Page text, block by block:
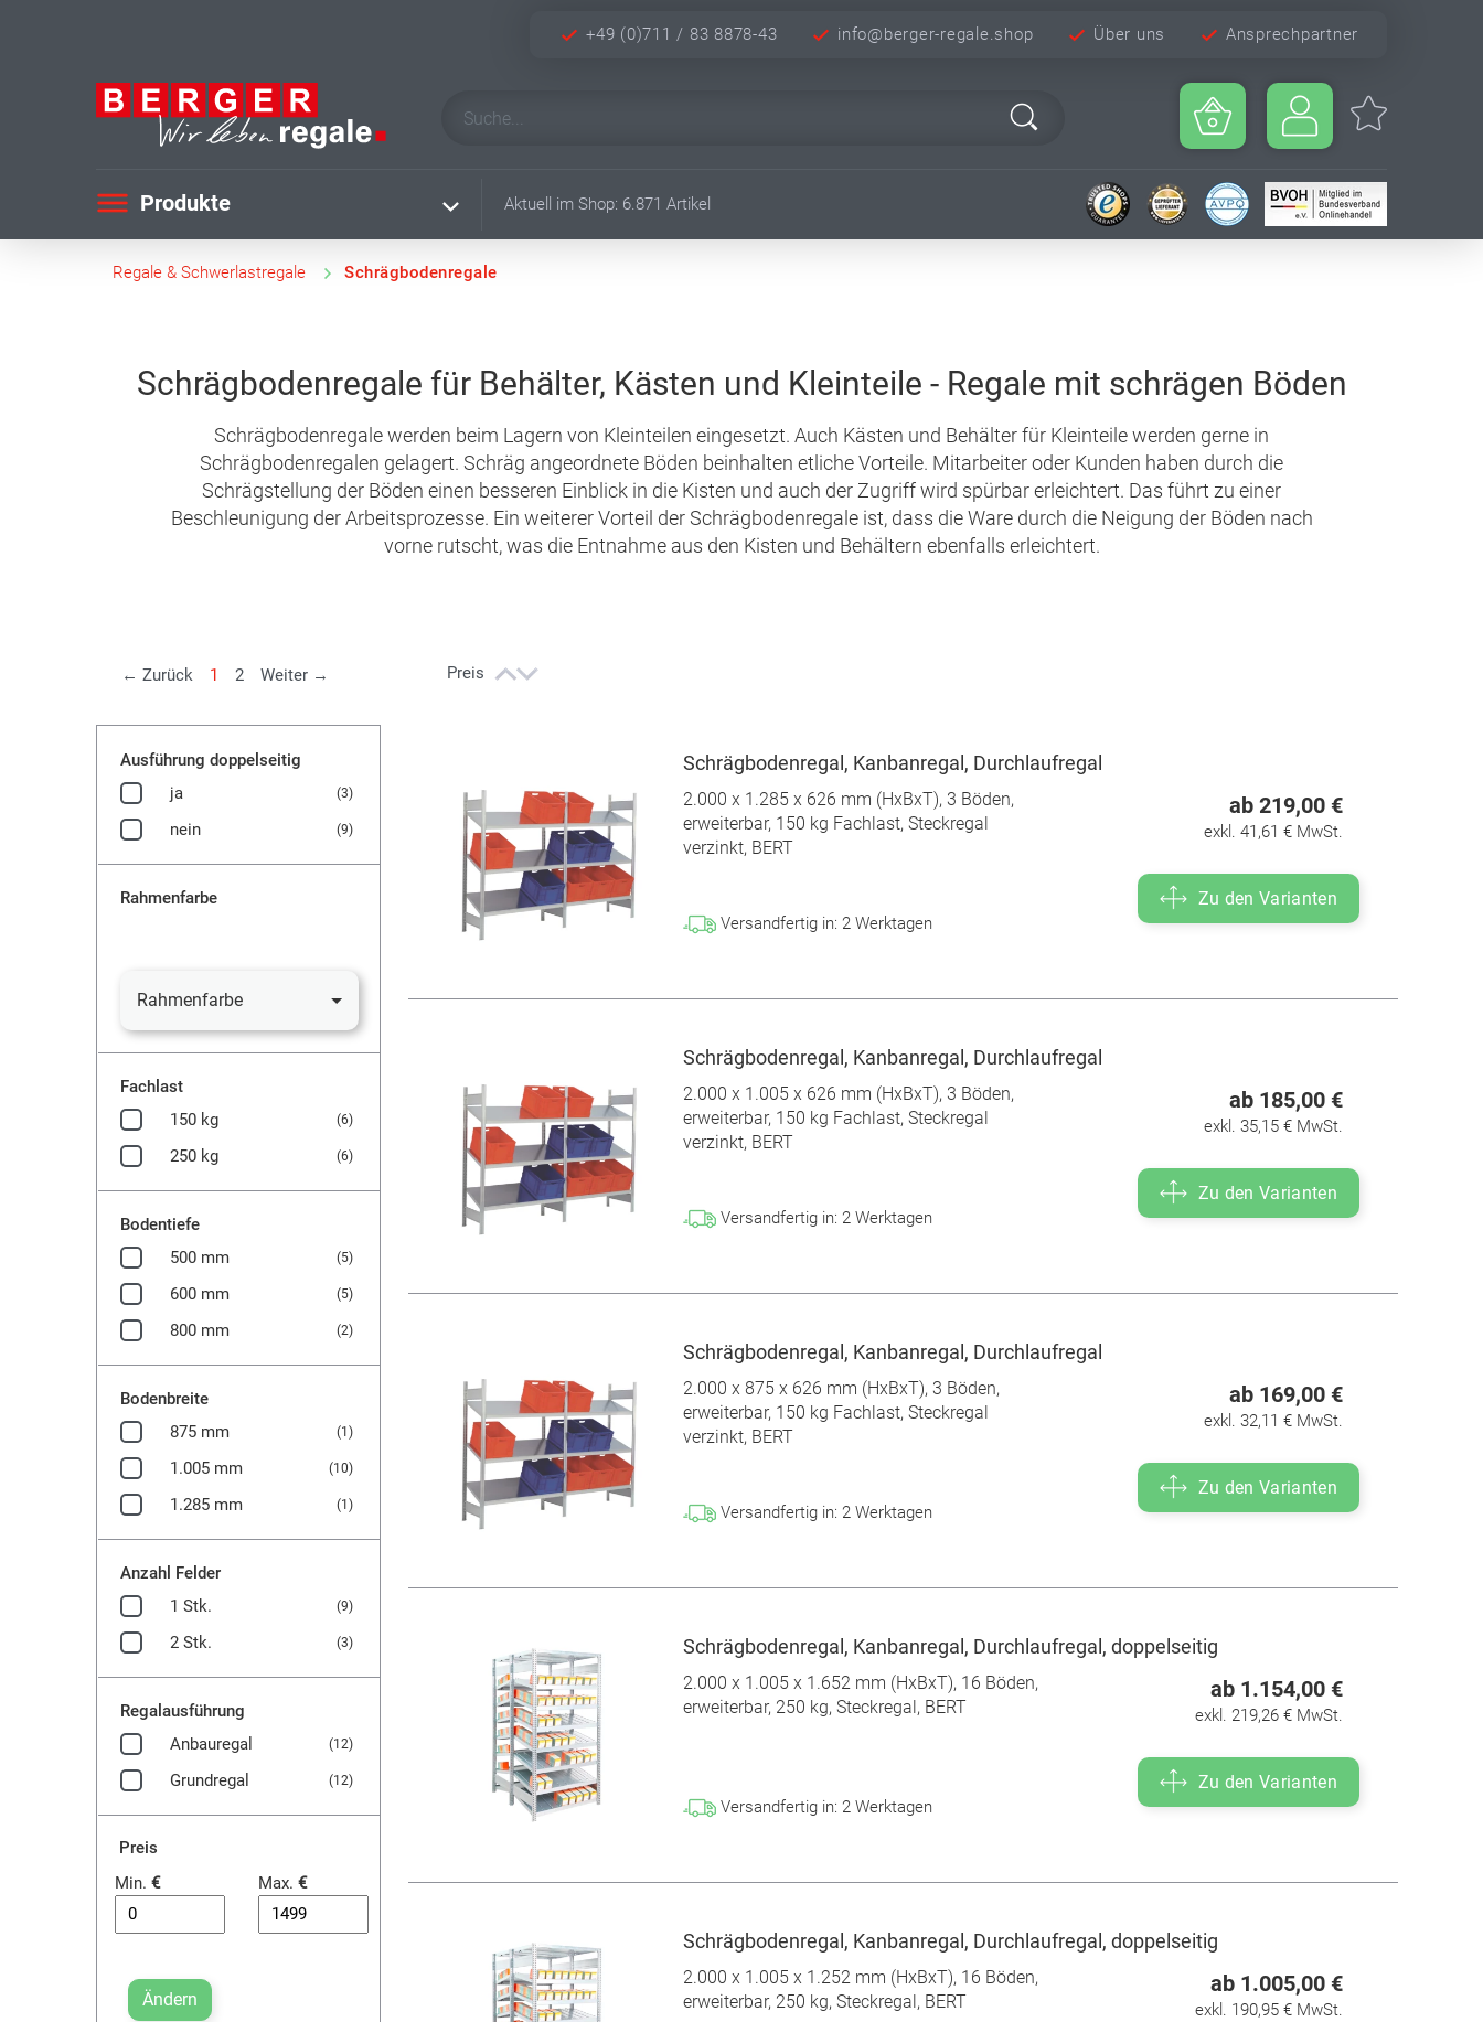
+49 (0)711 / 83 8878-43 info@berger-regale.shop Über uns Ansprechpartner
Produkte Aktuell im Shop: 6.871 Artikel
Regale & Schwerlastregale Schrägbodenregale
Schrägbodenregale für Behälter, Kästen und Kleinteile - Regale mit schrägen Böden
Schrägbodenregale werden beim Lagern von Kleinteilen eingesetzt. Auch Kästen und Behälter für Kleinteile werden gerne in
Schrägbodenregalen gelagert. Schräg angeordnete Böden beinhalten etliche Vorteile. Mitarbeiter oder Kunden haben durch die
Schrägstellung der Böden einen besseren Einblick in die Kisten und auch der Zugriff wird spürbar erleichtert. Das führt zu einer
Beschleunigung der Arbeitsprozesse. Ein weiterer Vorteil der Schrägbodenregale ist, dass die Ware durch die Neigung der Böden nach
vorne rutscht, was die Entnahme aus den Kisten und Behältern ebenfalls erleichtert.
← Zurück 1 2 Weiter →
Ausführung doppelseitig
ja
(3)
nein (9)
Rahmenfarbe
Rahmenfarbe
Fachlast
150 kg
(6)
250 kg (6)
Bodentiefe
500 mm
(5)
600 mm (5)
800 mm (2)
Bodenbreite
875 mm
(1)
1.005 mm (10)
1.285 mm (1)
Anzahl Felder
1 Stk.
(9)
2 Stk. (3)
Regalausführung
Anbauregal
(12)
Grundregal (12)
Preis
Min. € Max. €
Ändern
Preis
Schrägbodenregal, Kanbanregal, Durchlaufregal
2.000 x 1.285 x 626 mm (HxBxT), 3 Böden,
erweiterbar, 150 kg Fachlast, Steckregal
verzinkt, BERT
Versandfertig in: 2 Werktagen
ab 219,00 €
exkl. 41,61 € MwSt.
Zu den Varianten
Schrägbodenregal, Kanbanregal, Durchlaufregal
2.000 x 1.005 x 626 mm (HxBxT), 3 Böden,
erweiterbar, 150 kg Fachlast, Steckregal
verzinkt, BERT
Versandfertig in: 2 Werktagen
ab 185,00 €
exkl. 35,15 € MwSt.
Zu den Varianten
Schrägbodenregal, Kanbanregal, Durchlaufregal
2.000 x 875 x 626 mm (HxBxT), 3 Böden,
erweiterbar, 150 kg Fachlast, Steckregal
verzinkt, BERT
Versandfertig in: 2 Werktagen
ab 169,00 €
exkl. 32,11 € MwSt.
Zu den Varianten
Schrägbodenregal, Kanbanregal, Durchlaufregal, doppelseitig
2.000 x 1.005 x 1.652 mm (HxBxT), 16 Böden,
erweiterbar, 250 kg, Steckregal, BERT
Versandfertig in: 2 Werktagen
ab 1.154,00 €
exkl. 219,26 € MwSt.
Zu den Varianten
Schrägbodenregal, Kanbanregal, Durchlaufregal, doppelseitig
2.000 x 1.005 x 1.252 mm (HxBxT), 16 Böden,
erweiterbar, 250 kg, Steckregal, BERT
ab 1.005,00 €
exkl. 190,95 € MwSt.